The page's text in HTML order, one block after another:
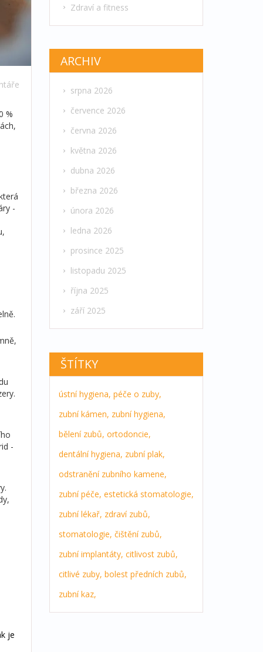
%
-
-
je
Zdraví a fitness
ARCHIV
srpna 2026
července 2026
června 2026
května 2026
dubna 2026
března 2026
února 2026
ledna 2026
prosince 2025
listopadu 2025
října 2025
září 2025
ŠTÍTKY
ústní hygiena, péče o zuby,
zubní kámen, zubní hygiena,
bělení zubů, ortodoncie,
dentální hygiena, zubní plak,
odstranění zubního kamene,
zubní péče, estetická stomatologie,
zubní lékař, zdraví zubů,
stomatologie, čištění zubů,
zubní implantáty, citlivost zubů,
citlivé zuby, bolest předních zubů,
zubní kaz,